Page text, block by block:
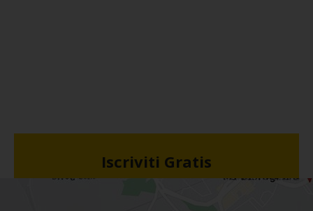
Iscriviti Gratis